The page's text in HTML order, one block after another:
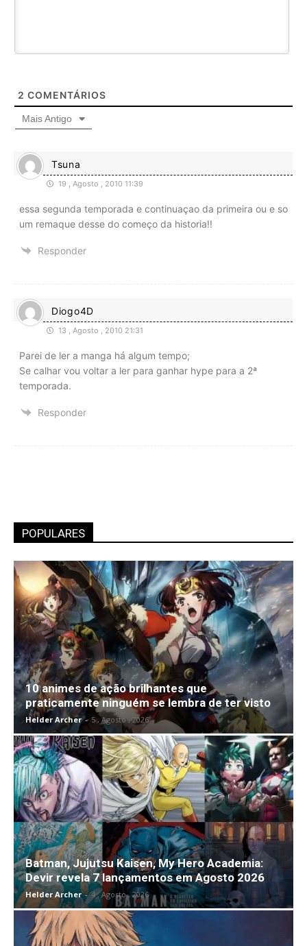
2 COMENTÁRIOS
Mais Antigo
Tsuna
19 , Agosto , 2010 11:39
essa segunda temporada e continuaçao da primeira ou e so
um remaque desse do começo da historia!!
Responder
Diogo4D
13 , Agosto , 2010 21:31
Parei de ler a manga há algum tempo;
Se calhar vou voltar a ler para ganhar hype para a 2ª
temporada.
Responder
POPULARES
10 animes de ação brilhantes que
praticamente ninguém se lembra de ter visto
Helder Archer - 5 , Agosto , 2026
Batman, Jujutsu Kaisen, My Hero Academia:
Devir revela 7 lançamentos em Agosto 2026
Helder Archer - 4 , Agosto , 2026